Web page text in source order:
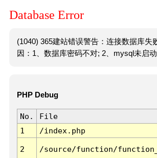
Database Error
(1040) 365建站错误警告：连接数据库失
因：1、数据库密码不对; 2、mysql未启动
PHP Debug
No. File
1
/index.php
2 /source/function/